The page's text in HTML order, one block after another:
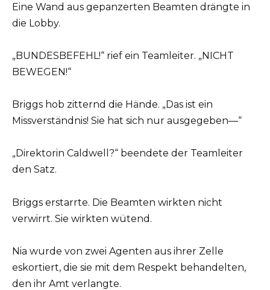
Eine Wand aus gepanzerten Beamten drängte in
die Lobby.
„BUNDESBEFEHL!“ rief ein Teamleiter. „NICHT
BEWEGEN!“
Briggs hob zitternd die Hände. „Das ist ein
Missverständnis! Sie hat sich nur ausgegeben—“
„Direktorin Caldwell?“ beendete der Teamleiter
den Satz.
Briggs erstarrte. Die Beamten wirkten nicht
verwirrt. Sie wirkten wütend.
Nia wurde von zwei Agenten aus ihrer Zelle
eskortiert, die sie mit dem Respekt behandelten,
den ihr Amt verlangte.